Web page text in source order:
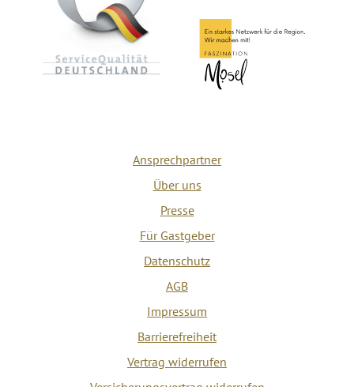
Ansprechpartner
Über uns
Presse
Für Gastgeber
Datenschutz
AGB
Impressum
Barrierefreiheit
Vertrag widerrufen